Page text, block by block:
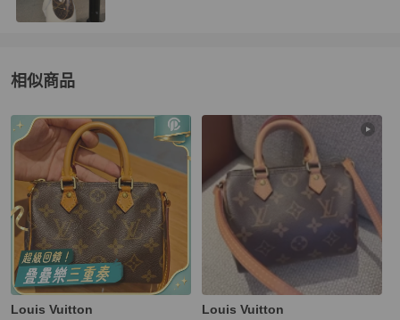
相似商品
更多相似Louis Vuitton女包推薦精品
Louis Vuitton Louis Vuitton